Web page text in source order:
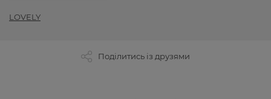
LOVELY
Поділитись із друзями